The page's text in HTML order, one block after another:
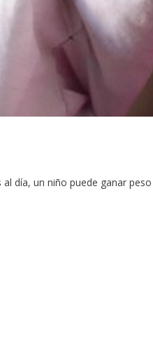
día, un niño puede ganar